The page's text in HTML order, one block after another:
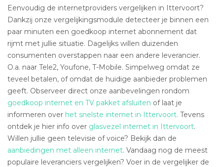
Eenvoudig de internetproviders vergelijken in Ittervoort?
Dankzij onze vergelijkingsmodule detecteer je binnen een
paar minuten een goedkoop internet abonnement dat
rijmt met jullie situatie. Dagelijks willen duizenden
consumenten overstappen naar een andere leverancier.
O.a. naar Tele2, Youfone, T-Mobile. Simpelweg omdat ze
teveel betalen, of omdat de huidige aanbieder problemen
geeft. Observeer direct onze aanbevelingen rondom
goedkoop internet en TV pakket afsluiten of laat je
informeren over het snelste internet in Ittervoort. Tevens
ontdek je hier info over glasvezel internet in Ittervoort.
Willen jullie geen televisie of voice? Bekijk dan de
aanbiedingen met alleen internet. Vandaag nog de meest
populaire leveranciers vergelijken? Voer in de vergelijker de